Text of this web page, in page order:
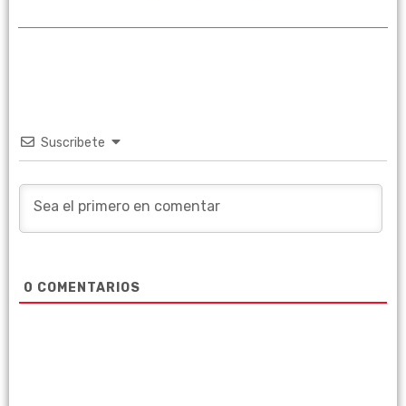
Suscribete
0 COMENTARIOS